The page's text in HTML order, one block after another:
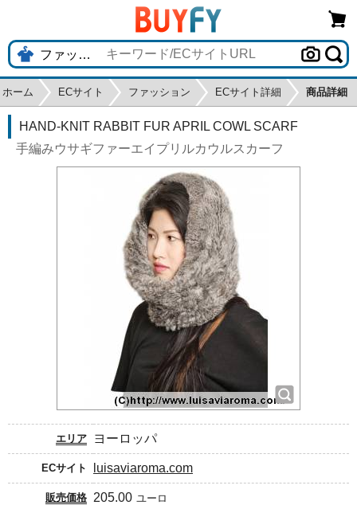
ホーム ECサイト ファッション ECサイト詳細 商品詳細
HAND-KNIT RABBIT FUR APRIL COWL SCARF
手編みウサギファーエイプリルカウルスカーフ
エリア ヨーロッパ
ECサイト luisaviaroma.com
販売価格 205.00 ユーロ